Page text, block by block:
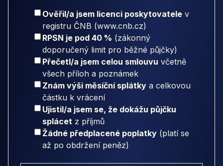
Ověřil/a jsem licenci poskytovatele v
registru ČNB (www.cnb.cz)
RPSN je pod 40 % (zákonný
doporučený limit pro běžné půjčky)
Přečetl/a jsem celou smlouvu včetně
všech příloh a poznámek
Znám výši měsíční splátky a celkovou
částku k vrácení
Ujistil/a jsem se, že dokážu půjčku
splácet z příjmů
Žádné předplacené poplatky (platí se
až po obdržení peněz)